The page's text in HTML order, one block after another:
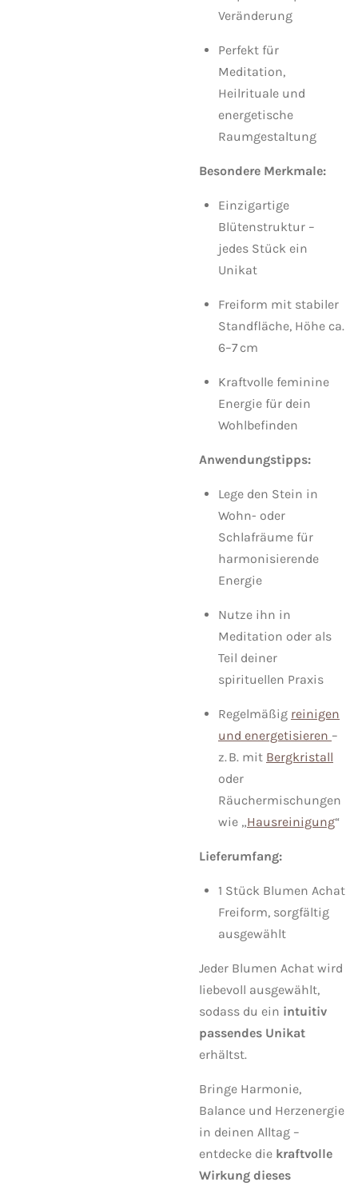
Veränderung
Perfekt für
Meditation,
Heilrituale und
energetische
Raumgestaltung
Besondere Merkmale:
Einzigartige
Blütenstruktur –
jedes Stück ein
Unikat
Freiform mit stabiler
Standfläche, Höhe ca.
6–7 cm
Kraftvolle feminine
Energie für dein
Wohlbefinden
Anwendungstipps:
Lege den Stein in
Wohn- oder
Schlafräume für
harmonisierende
Energie
Nutze ihn in
Meditation oder als
Teil deiner
spirituellen Praxis
Regelmäßig reinigen
und energetisieren –
z. B. mit Bergkristall
oder
Räuchermischungen
wie „Hausreinigung“
Lieferumfang:
1 Stück Blumen Achat
Freiform, sorgfältig
ausgewählt
Jeder Blumen Achat wird
liebevoll ausgewählt,
sodass du ein intuitiv
passendes Unikat
erhältst.
Bringe Harmonie,
Balance und Herzenergie
in deinen Alltag –
entdecke die kraftvolle
Wirkung dieses